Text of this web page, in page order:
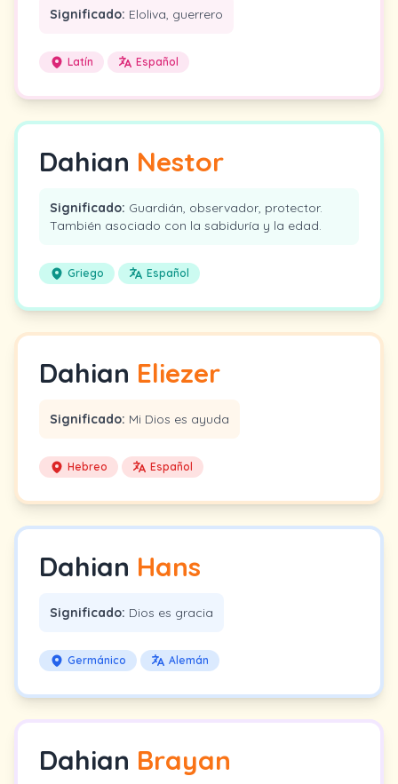
Significado: Eloliva, guerrero
Latín Español
Dahian Nestor
Significado: Guardián, observador, protector.
También asociado con la sabiduría y la edad.
Griego Español
Dahian Eliezer
Significado: Mi Dios es ayuda
Hebreo Español
Dahian Hans
Significado: Dios es gracia
Germánico Alemán
Dahian Brayan